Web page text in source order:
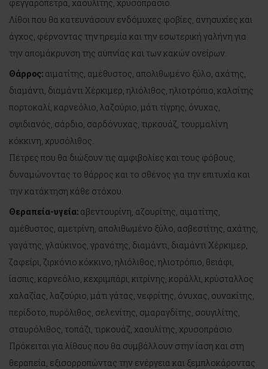
φεγγαρόπετρα, χαουλίτης, χρυσοπράσιο.
Λίθοι που θα κατευνάσουν ενδόμυχες φοβίες, ανησυχίες και
άγχος, φέρνοντας την ηρεμία και την εσωτερική γαλήνη για
την απομάκρυνση της αϋπνίας και των κακών ονείρων.
Θάρρος: αιματίτης, αμέθυστος, απολιθωμένο ξύλο, αχάτης,
διαμάντι, διαμάντι Χέρκιμερ, ηλιόλιθος, ηλιοτρόπιο, καλσίτης
πορτοκαλί, καρνεόλιο, λαζούριο, μάτι τίγρης, όνυχας,
οψιδιανός, σάρδιο, σαρδόνυχας, τιρκουάζ, τουρμαλίνη
κόκκινη, χρυσόλιθος.
Πέτρες που θα διώξουν τις αμφιβολίες και τους φόβους,
δυναμώνοντας το θάρρος και το σθένος για την επιτυχία και
την κατάκτηση κάθε στόχου.
Θεραπεία-υγεία: αβεντουρίνη, αζουρίτης, αιματίτης,
αμέθυστος, αμετρίνη, απολιθωμένο ξύλο, ασβεστίτης, αχάτης,
γαγάτης, γλαύκινος, γρανάτης, διαμάντι, διαμάντι Χέρκιμερ,
ζαφείρι, ζιρκόνιο κόκκινο, ηλιόλιθος, ηλιοτρόπιο, θειάφι,
ίασπις, καρνεόλιο, κεχριμπάρι, κιτρίνης, κοράλλι, κρύσταλλος
χαλαζίας, λαζούριο, μάτι γάτας, νεφρίτης, όνυχας, ουνακίτης,
περίδοτο, πυρόλιθος, σελενίτης, σμαραγδίτης, σουγιλίτης,
σταυρόλιθος, τοπάζι, τιρκουάζ, χαουλίτης, χρυσοπράσιο.
Πρόκειται για λίθους που θα συμβάλλουν στην ίαση και στη
θεραπεία, εξισορροπώντας την ενέργεια και ξεμπλοκάροντας